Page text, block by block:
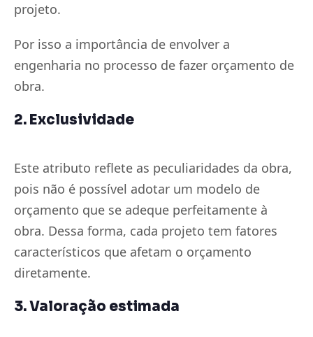
projeto.
Por isso a importância de envolver a
engenharia no processo de fazer orçamento de
obra.
2. Exclusividade
Este atributo reflete as peculiaridades da obra,
pois não é possível adotar um modelo de
orçamento que se adeque perfeitamente à
obra. Dessa forma, cada projeto tem fatores
característicos que afetam o orçamento
diretamente.
3. Valoração estimada